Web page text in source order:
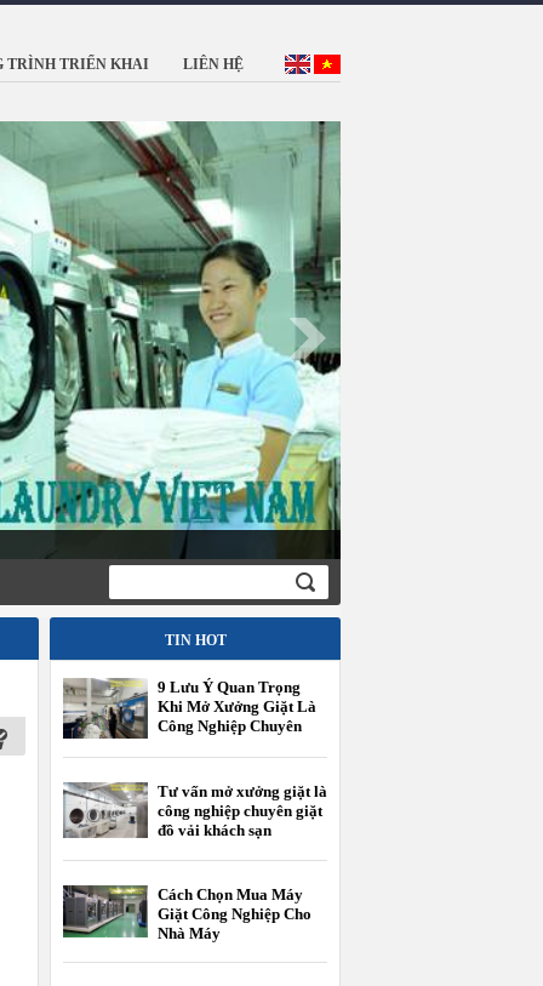
TRÌNH TRIỂN KHAI LIÊN HỆ
TIN HOT
9 Lưu Ý Quan Trọng
Khi Mở Xưởng Giặt Là
Công Nghiệp Chuyên
Tư vấn mở xưởng giặt là
công nghiệp chuyên giặt
đồ vải khách sạn
Cách Chọn Mua Máy
Giặt Công Nghiệp Cho
Nhà Máy